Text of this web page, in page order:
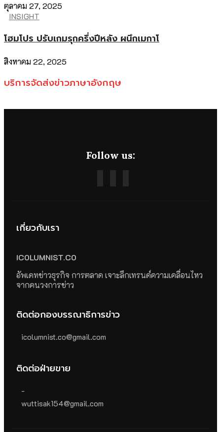
ตุลาคม 27, 2025
INSIGHT
โฮมโปร ปรับเกมรุกครึ่งปีหลัง ผนึกเมกาโ
สิงหาคม 22, 2025
บริการจัดส่งข่าวภาษาอังกฤษ
Follow us:
เกี่ยวกับเรา
ICOLUMNIST.CO
อัพเดทข่าวธุรกิจ การตลาด เจาะลึกเทรนด์ความเคลื่อนไหว
จากคนวงการข่าว
ติดต่อกองบรรณาธิการข่าว
icolumnist.co@gmail.com
ติดต่อฝ่ายขาย
-
wuttisak154@gmail.com